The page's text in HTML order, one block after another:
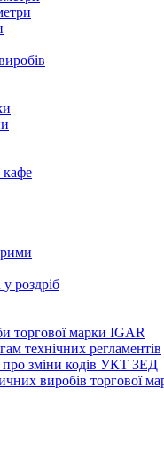
кафе
роздріб
торгової марки IGAR
технічних регламентів
про зміни кодів УКТ ЗЕД
виробів торгової